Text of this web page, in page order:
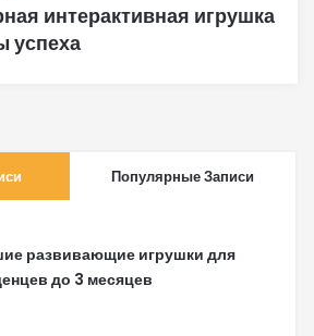
интерактивная игрушка
успеха
Популярные Записи
развивающие игрушки для
до 3 месяцев